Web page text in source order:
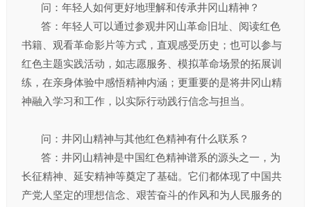
问：年轻人如何更好地理解和传承井冈山精神？​
答：年轻人可以通过参观井冈山革命旧址、阅读红色
书籍、观看革命影片等方式，直观感受历史；也可以参与
红色主题实践活动，如志愿服务、模拟革命场景的拓展训
练，在亲身体验中感悟精神内涵；更重要的是将井冈山精
神融入学习和工作，以实际行动践行信念与担当。​
问：井冈山精神与其他红色精神有什么联系？​
答：井冈山精神是中国红色精神谱系的源头之一，为
长征精神、延安精神等奠定了基础。它们都体现了中国共
产党人坚定的理想信念、艰苦奋斗的作风和为人民服务的